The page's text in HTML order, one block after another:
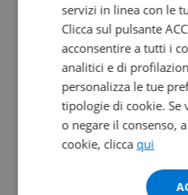
servizi in linea con le
Clicca sul pulsante
acconsentire a tutti i
analitici e di
personalizza le tue
tipologie di cookie. Se
o negare il consenso,
cookie, clicca qui